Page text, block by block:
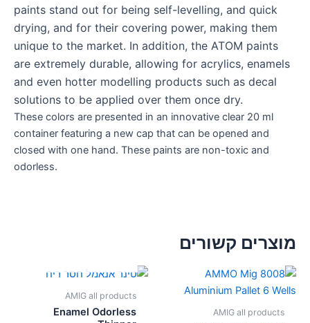
paints stand out for being self-levelling, and quick
drying, and for their covering power, making them
unique to the market. In addition, the ATOM paints
are extremely durable, allowing for acrylics, enamels
and even hotter modelling products such as decal
solutions to be applied over them once dry.
These colors are presented in an innovative clear 20 ml
container featuring a new cap that can be opened and
closed with one hand. These paints are non-toxic and
odorless.
מוצרים קשורים
AMIG all products
AMIG all products
Enamel Odorless